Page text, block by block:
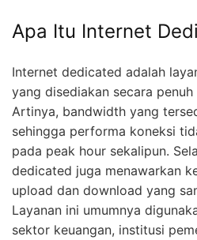
Apa Itu Internet
Internet dedicated adalah
yang disediakan secara
Artinya, bandwidth yang
sehingga performa koneksi
pada peak hour sekalipun.
dedicated juga menawarkan
upload dan download yang
Layanan ini umumnya
sektor keuangan, institusi